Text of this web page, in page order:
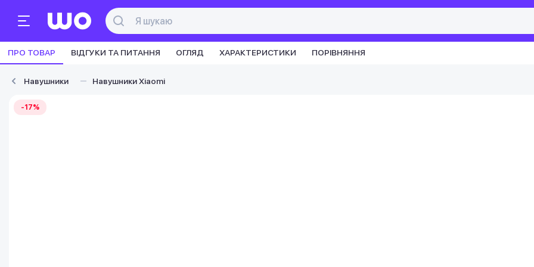
ПРО ТОВАР ВІДГУКИ ТА ПИТАННЯ ОГЛЯД ХАРАКТЕРИСТИКИ ПОРІВНЯННЯ
Навушники Навушники Xiaomi
-17%